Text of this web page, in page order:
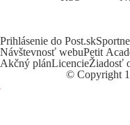
Prihlásenie do Post.sk
Návštevnosť webuPetit
Akčný plánLicencieŽiadosť
© Copyright